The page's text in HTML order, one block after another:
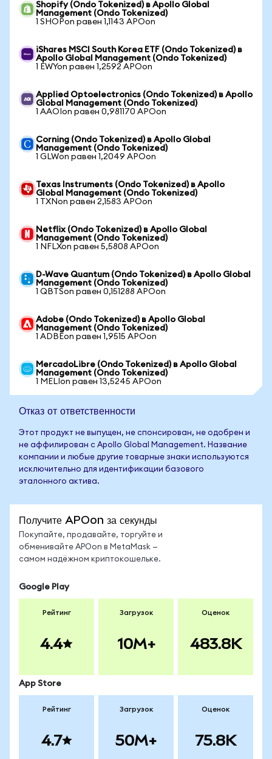
Shopify (Ondo Tokenized) в Apollo Global
Management (Ondo Tokenized)
1 SHOPon равен 1,1143 APOon
iShares MSCI South Korea ETF (Ondo Tokenized) в
Apollo Global Management (Ondo Tokenized)
1 EWYon равен 1,2592 APOon
Applied Optoelectronics (Ondo Tokenized) в Apollo
Global Management (Ondo Tokenized)
1 AAOIon равен 0,981170 APOon
Corning (Ondo Tokenized) в Apollo Global
Management (Ondo Tokenized)
1 GLWon равен 1,2049 APOon
Texas Instruments (Ondo Tokenized) в Apollo
Global Management (Ondo Tokenized)
1 TXNon равен 2,1583 APOon
Netflix (Ondo Tokenized) в Apollo Global
Management (Ondo Tokenized)
1 NFLXon равен 5,5808 APOon
D-Wave Quantum (Ondo Tokenized) в Apollo Global
Management (Ondo Tokenized)
1 QBTSon равен 0,151288 APOon
Adobe (Ondo Tokenized) в Apollo Global
Management (Ondo Tokenized)
1 ADBEon равен 1,9515 APOon
MercadoLibre (Ondo Tokenized) в Apollo Global
Management (Ondo Tokenized)
1 MELIon равен 13,5245 APOon
Отказ от ответственности
Этот продукт не выпущен, не спонсирован, не одобрен и
не аффилирован с Apollo Global Management. Название
компании и любые другие товарные знаки используются
исключительно для идентификации базового
эталонного актива.
Получите APOon за секунды
Покупайте, продавайте, торгуйте и
обменивайте APOon в MetaMask —
самом надёжном криптокошельке.
Google Play
Рейтинг
4.4
Загрузок
10M+
Оценок
483.8K
App Store
Рейтинг
4.7
Загрузок
50M+
Оценок
75.8K